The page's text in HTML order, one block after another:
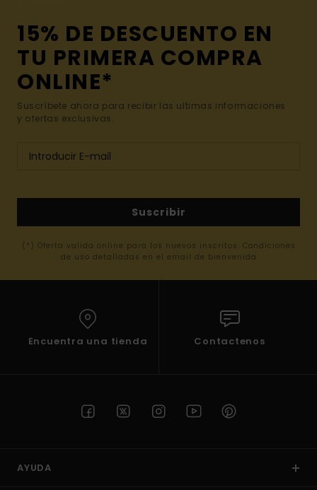
15% DE DESCUENTO EN
TU PRIMERA COMPRA
ONLINE*
Suscríbete ahora para recibir las ultimas informaciones
y ofertas exclusivas.
Suscribir
(*) Oferta valida online para los nuevos inscritos. Condiciones
de uso detalladas en el email de bienvenida
Encuentra una tienda Contactenos
AYUDA